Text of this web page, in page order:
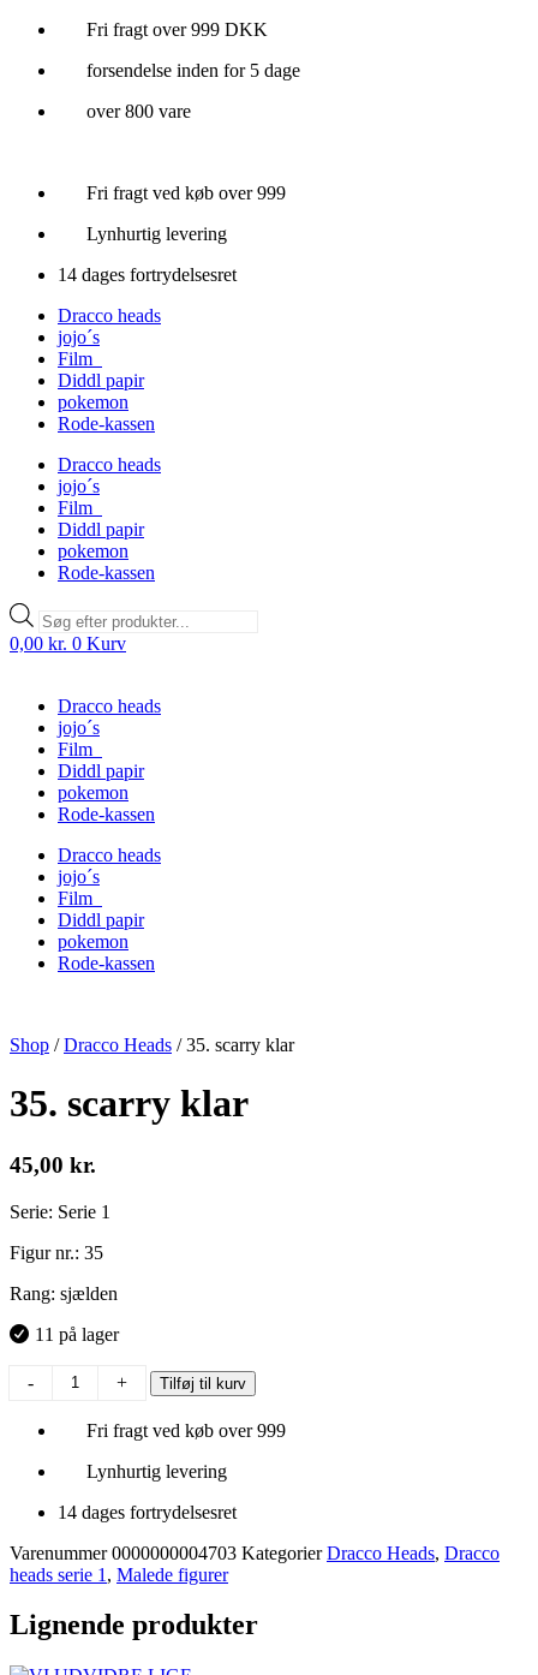
Videre
indhold
Fri fragt over 999 DKK
forsendelse inden for 5 dage
over 800 vare
Fri fragt ved køb over 999
Lynhurtig levering
14 dages fortrydelsesret
Dracco heads
jojo´s
Film
Diddl papir
pokemon
Rode-kassen
Dracco heads
jojo´s
Film
Diddl papir
pokemon
Rode-kassen
Products
search
0,00 kr. 0 Kurv
Dracco heads
jojo´s
Film
Diddl papir
pokemon
Rode-kassen
Dracco heads
jojo´s
Film
Diddl papir
pokemon
Rode-kassen
Shop /Dracco Heads /35. scarry klar
35. scarry klar
45,00 kr.
Serie: Serie 1
Figur nr.: 35
Rang: sjælden
11 på lager
-
antal
+ Tilføj til kurv
Fri fragt ved køb over 999
Lynhurtig levering
14 dages fortrydelsesret
Varenummer0000000004703 Kategorier Dracco Heads, Dracco
heads serie 1 , Malede figurer
Lignende produkter